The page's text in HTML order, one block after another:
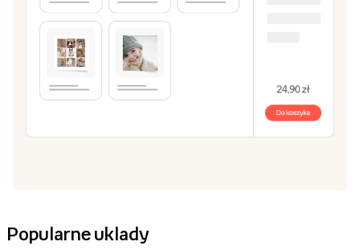
Popularne uklady